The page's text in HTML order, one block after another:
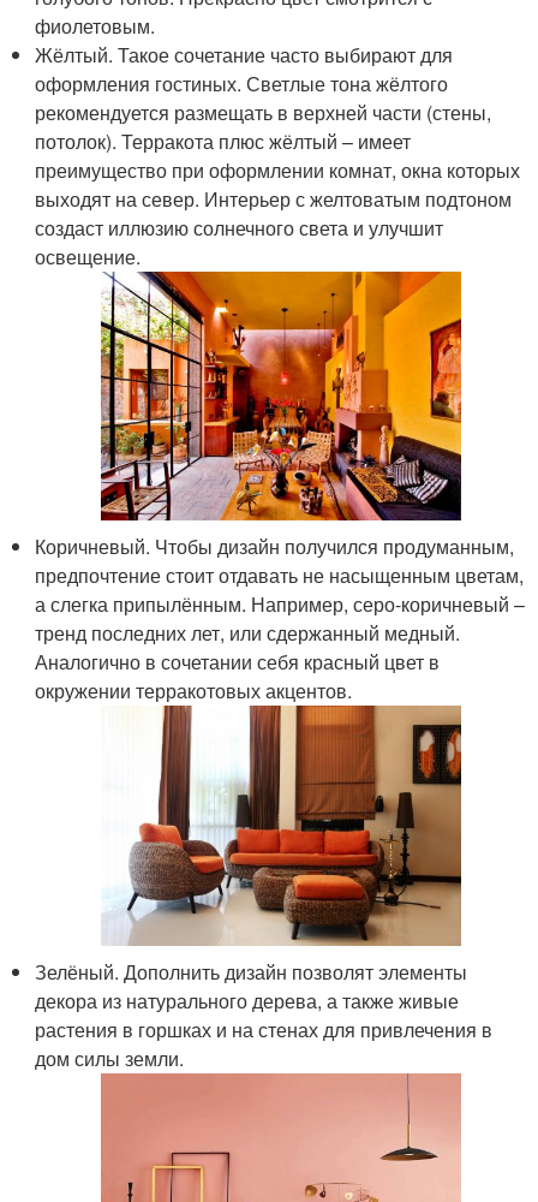
фиолетовым.
Жёлтый. Такое сочетание часто выбирают для
оформления гостиных. Светлые тона жёлтого
рекомендуется размещать в верхней части (стены,
потолок). Терракота плюс жёлтый – имеет
преимущество при оформлении комнат, окна которых
выходят на север. Интерьер с желтоватым подтоном
создаст иллюзию солнечного света и улучшит
освещение.
Коричневый. Чтобы дизайн получился продуманным,
предпочтение стоит отдавать не насыщенным цветам,
а слегка припылённым. Например, серо-коричневый –
тренд последних лет, или сдержанный медный.
Аналогично в сочетании себя красный цвет в
окружении терракотовых акцентов.
Зелёный. Дополнить дизайн позволят элементы
декора из натурального дерева, а также живые
растения в горшках и на стенах для привлечения в
дом силы земли.